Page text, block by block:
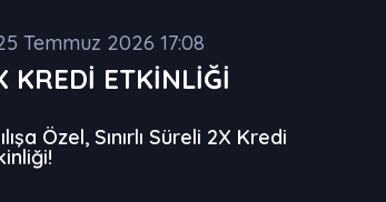
Temmuz 2026 17:08
KREDİ ETKİNLİĞİ
Özel, Sınırlı Süreli 2X Kredi